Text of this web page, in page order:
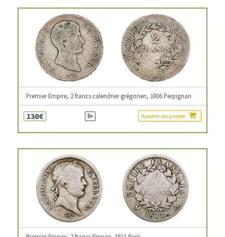
Premier Empire, 2 francs calendrier grégorien, 1806 Perpignan
130€ B+ Ajouter au panier